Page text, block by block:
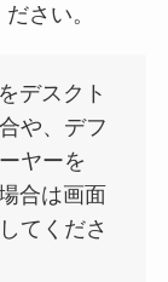
さい。
デスクト
や、デフ
ヤーを
合は画面
てくださ